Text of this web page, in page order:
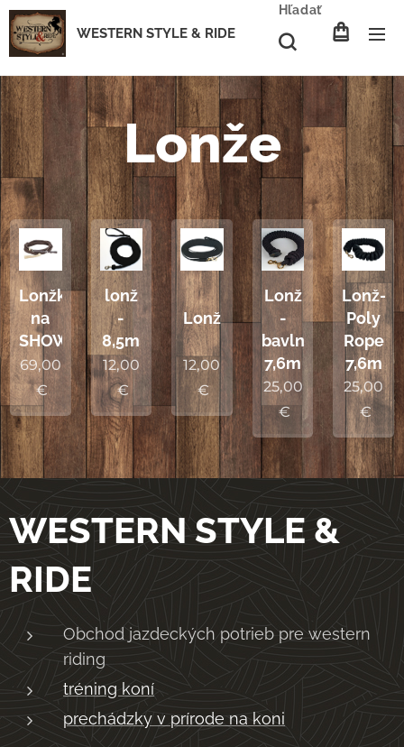
WESTERN STYLE & RIDE
Hľadať
Lonže
Lonžka
na
SHOW
69,00
€
lonž
-
8,5m
12,00
€
Lonž
12,00
€
Lonž
-
bavlna
7,6m
25,00
€
Lonž-
Poly
Rope
7,6m
25,00
€
WESTERN STYLE &
RIDE
Obchod jazdeckých potrieb pre western
riding
tréning koní
prechádzky v prírode na koni